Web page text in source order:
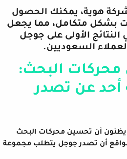
هوية، يمكنك الحصول
بشكل متكامل، مما يجعل
الأولى على جوجل
السعوديين.
البحث:
أحد عن تصدر
أن تحسين محركات البحث
أن تصدر جوجل يتطلب مجموعة